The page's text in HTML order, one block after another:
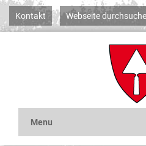
Kontakt Webseite